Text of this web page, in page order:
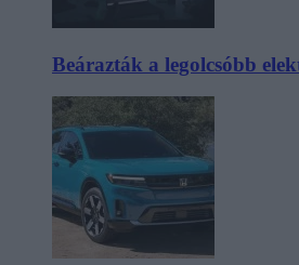
Beárazták a legolcsóbb